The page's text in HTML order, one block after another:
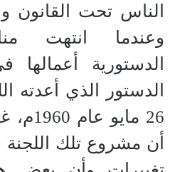
الناس تحت القانون
وعندما انتهت
الدستورية
الدستور الذي أعدته
26 مايو عام
م،
أن مشروع تلك